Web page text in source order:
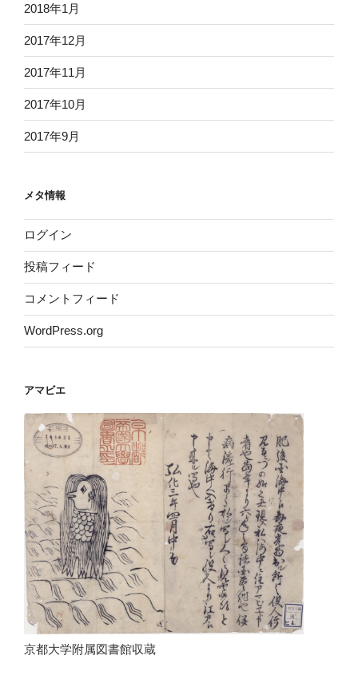
2018年1月
2017年12月
2017年11月
2017年10月
2017年9月
メタ情報
ログイン
投稿フィード
コメントフィード
WordPress.org
アマビエ
京都大学附属図書館収蔵